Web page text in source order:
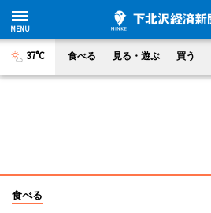
37°C 食べる 見る・遊ぶ 買う
食べる